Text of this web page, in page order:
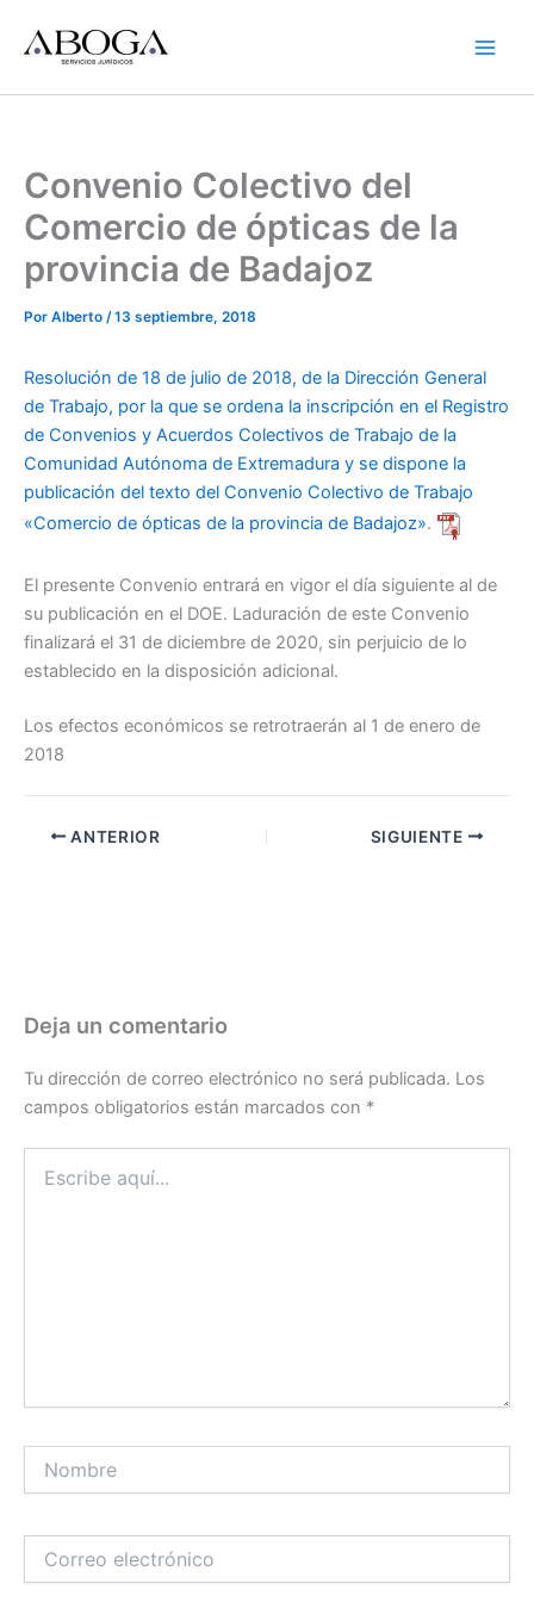
contenido
Convenio Colectivo del
Comercio de ópticas de la
provincia de Badajoz
Por Alberto /13 septiembre, 2018
Resolución de 18 de julio de 2018, de la Dirección General
de Trabajo, por la que se ordena la inscripción en el Registro
de Convenios y Acuerdos Colectivos de Trabajo de la
Comunidad Autónoma de Extremadura y se dispone la
publicación del texto del Convenio Colectivo de Trabajo
«Comercio de ópticas de la provincia de Badajoz».
El presente Convenio entrará en vigor el día siguiente al de
su publicación en el DOE. Laduración de este Convenio
finalizará el 31 de diciembre de 2020, sin perjuicio de lo
establecido en la disposición adicional.
Los efectos económicos se retrotraerán al 1 de enero de
2018
ANTERIOR SIGUIENTE
Deja un comentario
Tu dirección de correo electrónico no será publicada. Los
campos obligatorios están marcados con *
aquí...
electrónico